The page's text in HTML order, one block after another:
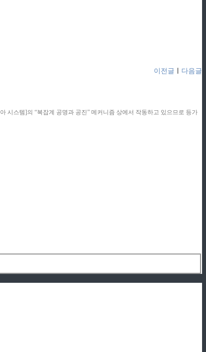
이전글 다음글
시스템]의 “복잡계 공명과 공진” 메커니즘 상에서 작동하고 있으므로 등가